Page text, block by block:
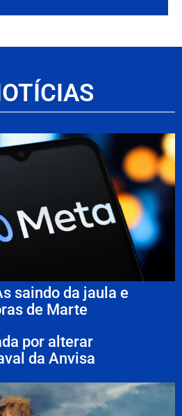
saindo da jaula e
de Marte
por alterar
da Anvisa